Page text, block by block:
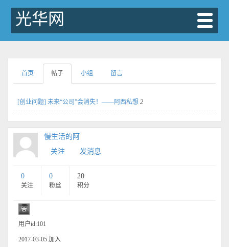
光华网
首页 帖子 小组 留言
[创业问题] 未来“公司”会消失！——阿西私想 2
慢生活的阿
关注
发消息
0
关注
0
粉丝
20
积分
用户id:101
2017-03-05 加入